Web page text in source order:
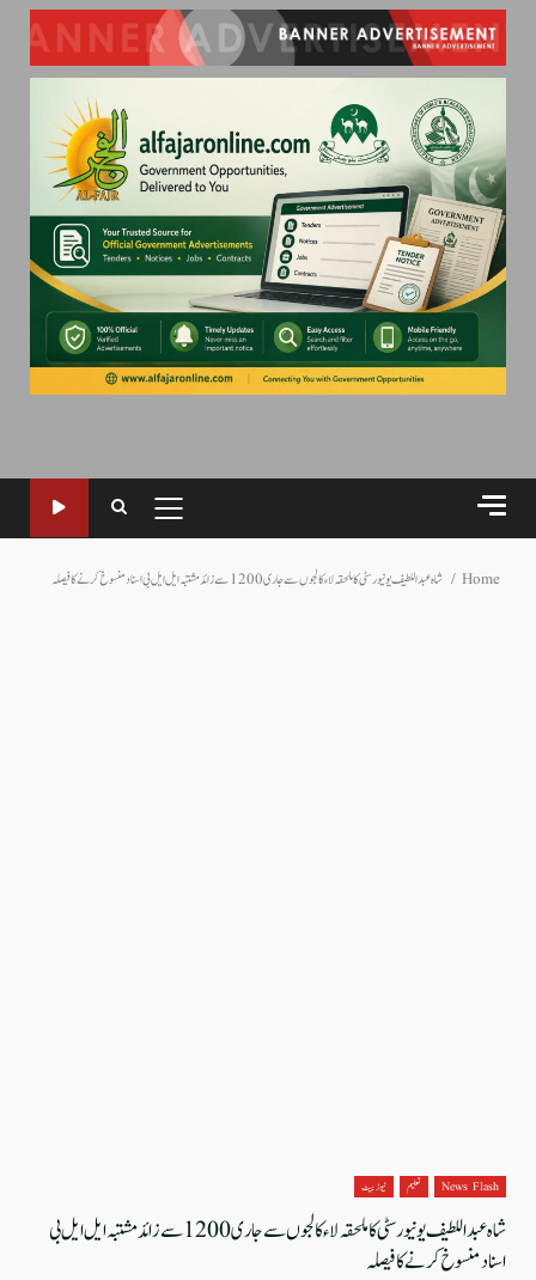
PRIMARY
MENU
Home شاہ عبداللطیف یونیورسٹی کا ملحقہ لاء کالجوں سے جاری 1200 سے زائد مشتبہ ایل ایل بی اسناد منسوخ کرنے کا فیصلہ
News Flash تعلیم نیوز بیٹ
شاہ عبداللطیف یونیورسٹی کا ملحقہ لاء کالجوں سے جاری 1200 سے زائد مشتبہ ایل ایل بی
اسناد منسوخ کرنے کا فیصلہ